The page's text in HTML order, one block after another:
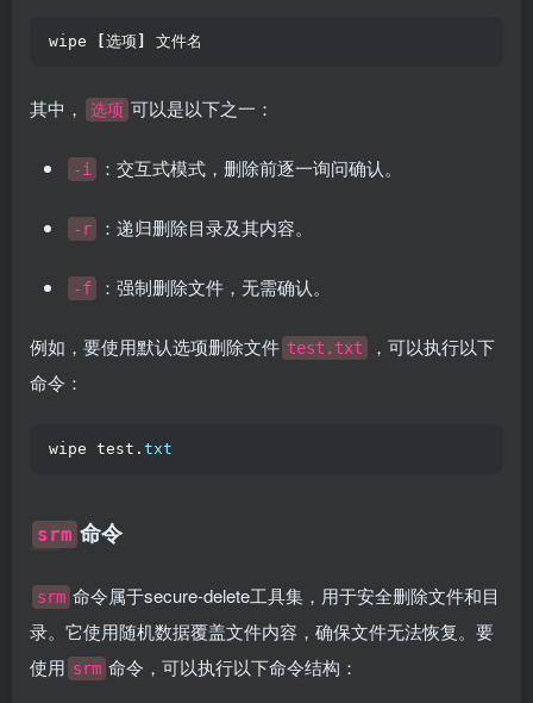
wipe 选项 文件名
其中， 选项 可以是以下之一：
-i ：交互式模式，删除前逐一询问确认。
-r ：递归删除目录及其内容。
-f ：强制删除文件，无需确认。
例如，要使用默认选项删除文件 test.txt
，可以执行以下
命令：
wipe test. txt
srm 命令
srm 命令属于secure-delete工具集，用于安全删除文件和目
录。它使用随机数据覆盖文件内容，确保文件无法恢复。要
使用 srm 命令，可以执行以下命令结构：